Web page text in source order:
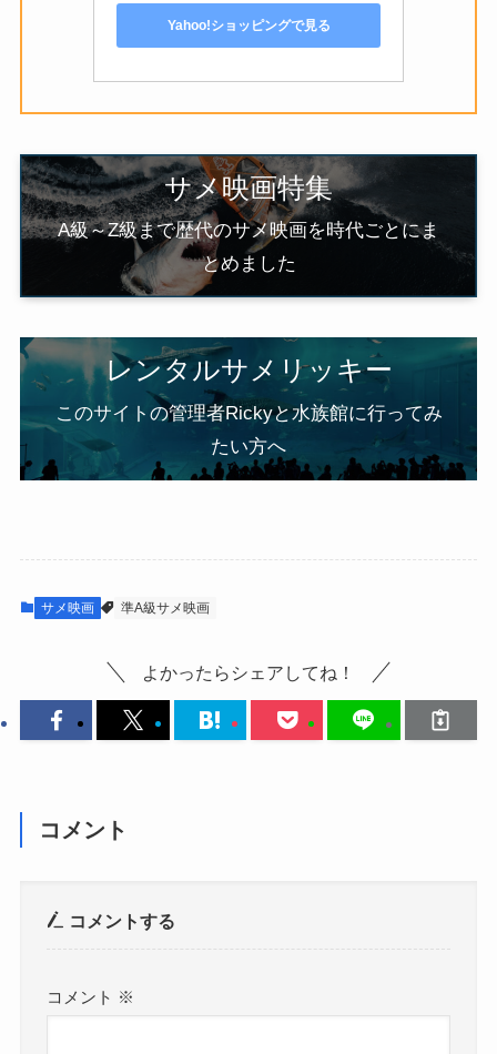
Yahoo!ショッピングで見る
サメ映画特集
A級～Z級まで歴代のサメ映画を時代ごとにま
とめました
レンタルサメリッキー
このサイトの管理者Rickyと水族館に行ってみ
たい方へ
サメ映画 準A級サメ映画
よかったらシェアしてね！
コメント
コメントする
コメント ※